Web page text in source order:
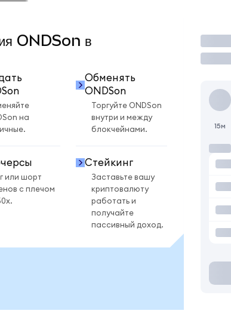
ONDSon в
на
Обменять
ONDSon
Торгуйте ONDSon
внутри и между
блокчейнами.
или шорт
с плечом
Стейкинг
Заставьте вашу
криптовалюту
работать и
получайте
пассивный доход.
15м